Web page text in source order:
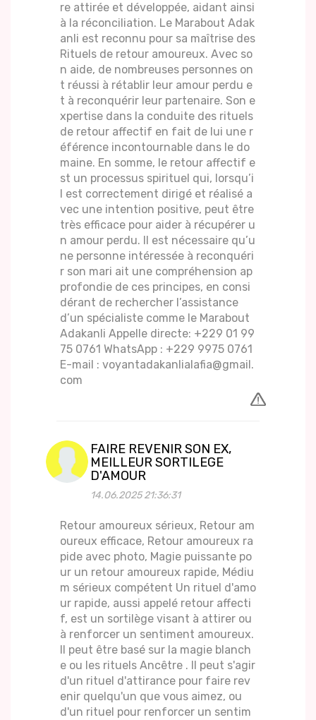
re attirée et développée, aidant ainsi
à la réconciliation. Le Marabout Adak
anli est reconnu pour sa maîtrise des
Rituels de retour amoureux. Avec so
n aide, de nombreuses personnes on
t réussi à rétablir leur amour perdu e
t à reconquérir leur partenaire. Son e
xpertise dans la conduite des rituels
de retour affectif en fait de lui une r
éférence incontournable dans le do
maine. En somme, le retour affectif e
st un processus spirituel qui, lorsqu’i
l est correctement dirigé et réalisé a
vec une intention positive, peut être
très efficace pour aider à récupérer u
n amour perdu. Il est nécessaire qu’u
ne personne intéressée à reconquéri
r son mari ait une compréhension ap
profondie de ces principes, en consi
dérant de rechercher l’assistance
d’un spécialiste comme le Marabout
Adakanli Appelle directe: +229 01 99
75 0761 WhatsApp : +229 9975 0761
E-mail : voyantadakanlialafia@gmail.
com
FAIRE REVENIR SON EX,
MEILLEUR SORTILEGE
D'AMOUR
14.06.2025 21:36:31
Retour amoureux sérieux, Retour am
oureux efficace, Retour amoureux ra
pide avec photo, Magie puissante po
ur un retour amoureux rapide, Médiu
m sérieux compétent Un rituel d'amo
ur rapide, aussi appelé retour affecti
f, est un sortilège visant à attirer ou
à renforcer un sentiment amoureux.
Il peut être basé sur la magie blanch
e ou les rituels Ancêtre . Il peut s'agir
d'un rituel d'attirance pour faire rev
enir quelqu'un que vous aimez, ou
d'un rituel pour renforcer un sentim